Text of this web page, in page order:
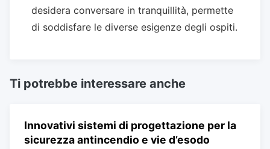
desidera conversare in tranquillità, permette
di soddisfare le diverse esigenze degli ospiti.
Ti potrebbe interessare anche
Innovativi sistemi di progettazione per la
sicurezza antincendio e vie d’esodo